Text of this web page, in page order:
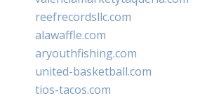
reefrecordsllc.com
alawaffle.com
aryouthfishing.com
united-basketball.com
tios-tacos.com